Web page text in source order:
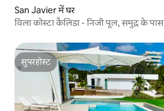
San Javier में घर
विला कोस्टा कैलिडा - निजी पूल, समुद्र के पास
सुपरहोस्ट
सुपरहोस्ट